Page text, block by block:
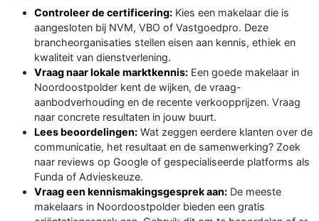
Controleer de certificering: Kies een makelaar die is
aangesloten bij NVM, VBO of Vastgoedpro. Deze
brancheorganisaties stellen eisen aan kennis, ethiek en
kwaliteit van dienstverlening.
Vraag naar lokale marktkennis: Een goede makelaar in
Noordoostpolder kent de wijken, de vraag-
aanbodverhouding en de recente verkoopprijzen. Vraag
naar concrete resultaten in jouw buurt.
Lees beoordelingen: Wat zeggen eerdere klanten over de
communicatie, het resultaat en de samenwerking? Zoek
naar reviews op Google of gespecialiseerde platforms als
Funda of Advieskeuze.
Vraag een kennismakingsgesprek aan: De meeste
makelaars in Noordoostpolder bieden een gratis